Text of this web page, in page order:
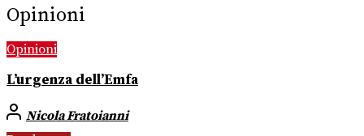
Opinioni
Opinioni
L’urgenza dell’Emfa
Nicola Fratoianni